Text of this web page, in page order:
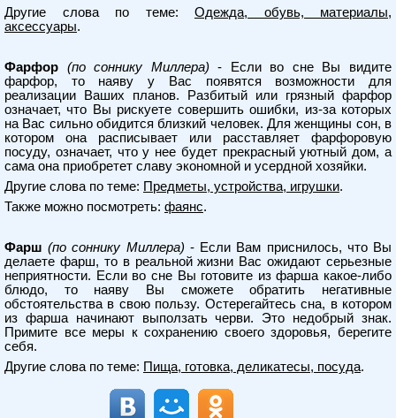
Другие слова по теме: Одежда, обувь, материалы,
аксессуары.
Фарфор (по соннику Миллера) - Если во сне Вы видите
фарфор, то наяву у Вас появятся возможности для
реализации Ваших планов. Разбитый или грязный фарфор
означает, что Вы рискуете совершить ошибки, из-за которых
на Вас сильно обидится близкий человек. Для женщины сон, в
котором она расписывает или расставляет фарфоровую
посуду, означает, что у нее будет прекрасный уютный дом, а
сама она приобретет славу экономной и усердной хозяйки.
Другие слова по теме: Предметы, устройства, игрушки.
Также можно посмотреть: фаянс.
Фарш (по соннику Миллера) - Если Вам приснилось, что Вы
делаете фарш, то в реальной жизни Вас ожидают серьезные
неприятности. Если во сне Вы готовите из фарша какое-либо
блюдо, то наяву Вы сможете обратить негативные
обстоятельства в свою пользу. Остерегайтесь сна, в котором
из фарша начинают выползать черви. Это недобрый знак.
Примите все меры к сохранению своего здоровья, берегите
себя.
Другие слова по теме: Пища, готовка, деликатесы, посуда.